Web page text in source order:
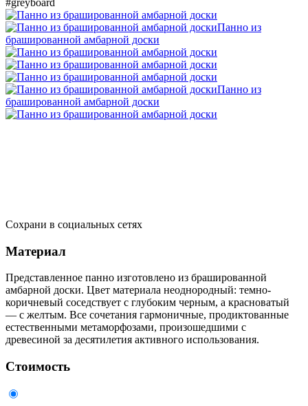
Сохрани в социальных сетях
Материал
Представленное панно изготовлено из брашированной
амбарной доски. Цвет материала неоднородный: темно-
коричневый соседствует с глубоким черным, а красноватый
— с желтым. Все сочетания гармоничные, продиктованные
естественными метаморфозами, произошедшими с
древесиной за десятилетия активного использования.
Стоимость